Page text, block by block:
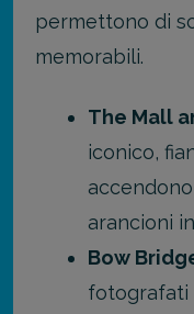
permettono di
memorabili.
The Mall
iconico,
arancioni
Bow
fotografati